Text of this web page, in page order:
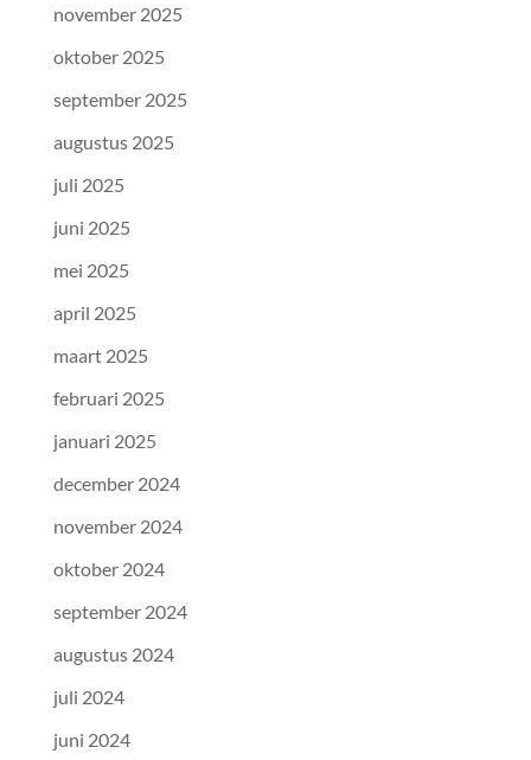
november 2025
oktober 2025
september 2025
augustus 2025
juli 2025
juni 2025
mei 2025
april 2025
maart 2025
februari 2025
januari 2025
december 2024
november 2024
oktober 2024
september 2024
augustus 2024
juli 2024
juni 2024